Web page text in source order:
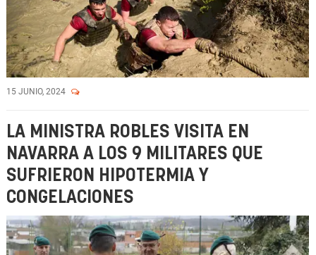
15 JUNIO, 2024
LA MINISTRA ROBLES VISITA EN
NAVARRA A LOS 9 MILITARES QUE
SUFRIERON HIPOTERMIA Y
CONGELACIONES